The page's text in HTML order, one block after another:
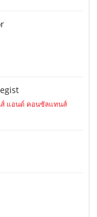
แอนด์ คอนซัลแทนส์